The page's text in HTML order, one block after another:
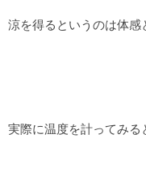
涼を得るというのは体感
実際に温度を計ってみる